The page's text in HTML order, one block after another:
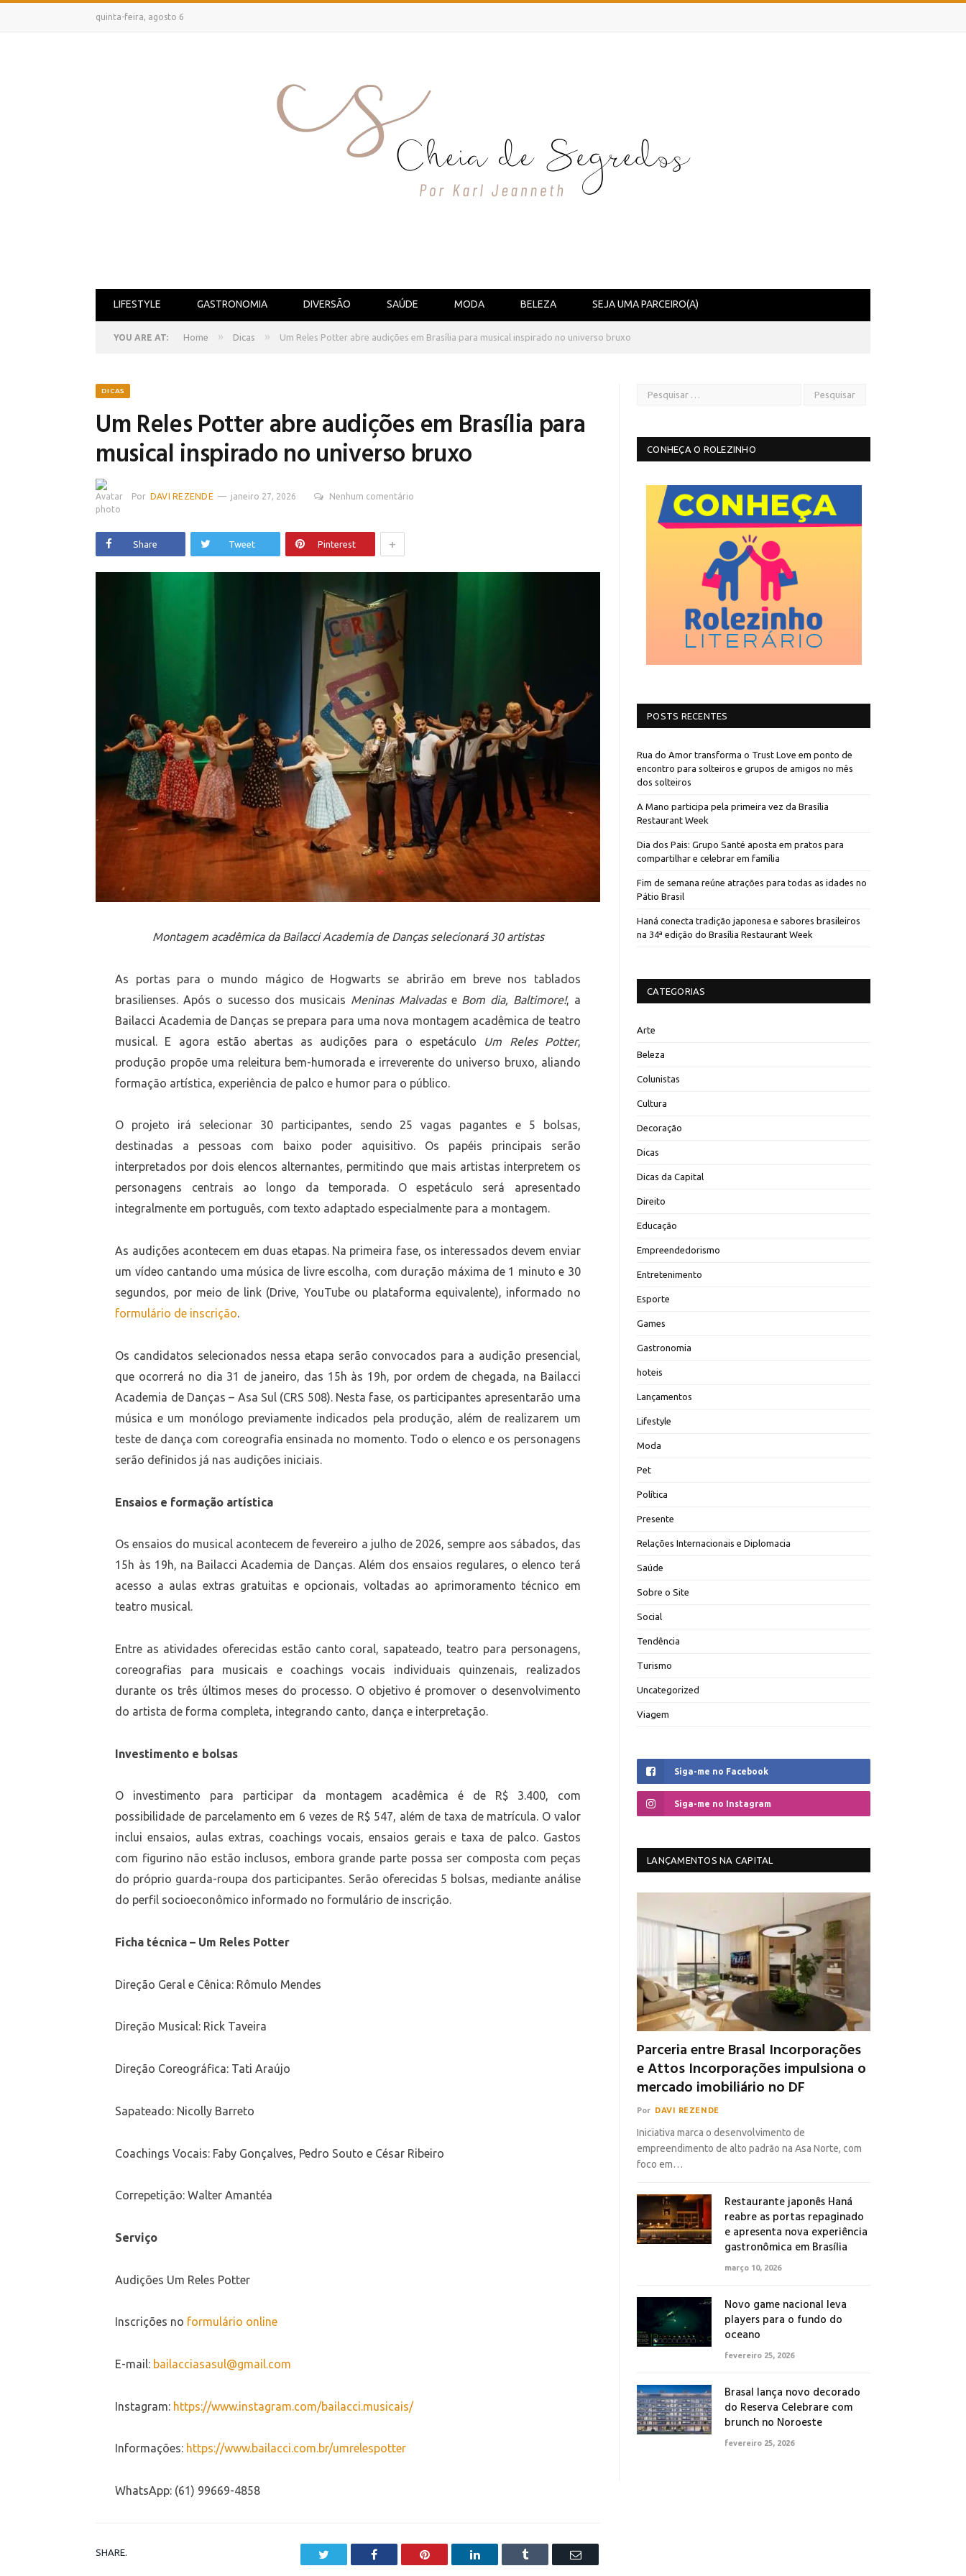
quinta-feira, agosto 6
LIFESTYLE GASTRONOMIA DIVERSÃO SAÚDE MODA BELEZA SEJA UMA PARCEIRO(A)
YOU ARE AT: Home » Dicas » Um Reles Potter abre audições em Brasília para musical inspirado no universo bruxo
DICAS
Um Reles Potter abre audições em Brasília para
musical inspirado no universo bruxo
Por DAVI REZENDE janeiro 27, 2026 Nenhum comentário
Share Tweet Pinterest +
Montagem acadêmica da Bailacci Academia de Danças selecionará 30 artistas
As portas para o mundo mágico de Hogwarts se abrirão em breve nos tablados
brasilienses. Após o sucesso dos musicais Meninas Malvadase Bom dia, Baltimore!, a
Bailacci Academia de Danças se prepara para uma nova montagem acadêmica de teatro
musical. E agora estão abertas as audições para o espetáculo Um Reles Potter,
produção propõe uma releitura bem-humorada e irreverente do universo bruxo, aliando
formação artística, experiência de palco e humor para o público.
O projeto irá selecionar 30 participantes, sendo 25 vagas pagantes e 5 bolsas,
destinadas a pessoas com baixo poder aquisitivo. Os papéis principais serão
interpretados por dois elencos alternantes, permitindo que mais artistas interpretem os
personagens centrais ao longo da temporada. O espetáculo será apresentado
integralmente em português, com texto adaptado especialmente para a montagem.
As audições acontecem em duas etapas. Na primeira fase, os interessados devem enviar
um vídeo cantando uma música de livre escolha, com duração máxima de 1 minuto e 30
segundos, por meio de link (Drive, YouTube ou plataforma equivalente), informado no
formulário de inscrição.
Os candidatos selecionados nessa etapa serão convocados para a audição presencial,
que ocorrerá no dia 31 de janeiro, das 15h às 19h, por ordem de chegada, na Bailacci
Academia de Danças – Asa Sul (CRS 508). Nesta fase, os participantes apresentarão uma
música e um monólogo previamente indicados pela produção, além de realizarem um
teste de dança com coreografia ensinada no momento. Todo o elenco e os personagens
serão definidos já nas audições iniciais.
Ensaios e formação artística
Os ensaios do musical acontecem de fevereiro a julho de 2026, sempre aos sábados, das
15h às 19h, na Bailacci Academia de Danças. Além dos ensaios regulares, o elenco terá
acesso a aulas extras gratuitas e opcionais, voltadas ao aprimoramento técnico em
teatro musical.
Entre as atividades oferecidas estão canto coral, sapateado, teatro para personagens,
coreografias para musicais e coachings vocais individuais quinzenais, realizados
durante os três últimos meses do processo. O objetivo é promover o desenvolvimento
do artista de forma completa, integrando canto, dança e interpretação.
Investimento e bolsas
O investimento para participar da montagem acadêmica é de R$ 3.400, com
possibilidade de parcelamento em 6 vezes de R$ 547, além de taxa de matrícula. O valor
inclui ensaios, aulas extras, coachings vocais, ensaios gerais e taxa de palco. Gastos
com figurino não estão inclusos, embora grande parte possa ser composta com peças
do próprio guarda-roupa dos participantes. Serão oferecidas 5 bolsas, mediante análise
do perfil socioeconômico informado no formulário de inscrição.
Ficha técnica – Um Reles Potter
Direção Geral e Cênica: Rômulo Mendes
Direção Musical: Rick Taveira
Direção Coreográfica: Tati Araújo
Sapateado: Nicolly Barreto
Coachings Vocais: Faby Gonçalves, Pedro Souto e César Ribeiro
Correpetição: Walter Amantéa
Serviço
Audições Um Reles Potter
Inscrições no formulário online
E-mail: bailacciasasul@gmail.com
Instagram: https://www.instagram.com/bailacci.musicais/
Informações: https://www.bailacci.com.br/umrelespotter
WhatsApp: (61) 99669-4858
SHARE. Facebook Pinterest LinkedIn Tumblr Email
CONHEÇA O ROLEZINHO
POSTS RECENTES
Rua do Amor transforma o Trust Love em ponto de
encontro para solteiros e grupos de amigos no mês
dos solteiros
A Mano participa pela primeira vez da Brasília
Restaurant Week
Dia dos Pais: Grupo Santé aposta em pratos para
compartilhar e celebrar em família
Fim de semana reúne atrações para todas as idades no
Pátio Brasil
Haná conecta tradição japonesa e sabores brasileiros
na 34ª edição do Brasília Restaurant Week
CATEGORIAS
Arte
Beleza
Colunistas
Cultura
Decoração
Dicas
Dicas da Capital
Direito
Educação
Empreendedorismo
Entretenimento
Esporte
Games
Gastronomia
hoteis
Lançamentos
Lifestyle
Moda
Pet
Política
Presente
Relações Internacionais e Diplomacia
Saúde
Sobre o Site
Social
Tendência
Turismo
Uncategorized
Viagem
Siga-me no Facebook
Siga-me no Instagram
LANÇAMENTOS NA CAPITAL
Parceria entre Brasal Incorporações
e Attos Incorporações impulsiona o
mercado imobiliário no DF
Por DAVI REZENDE
Iniciativa marca o desenvolvimento de
empreendimento de alto padrão na Asa Norte, com
foco em…
Restaurante japonês Haná
reabre as portas repaginado
e apresenta nova experiência
gastronômica em Brasília
março 10, 2026
Novo game nacional leva
players para o fundo do
oceano
fevereiro 25, 2026
Brasal lança novo decorado
do Reserva Celebrare com
brunch no Noroeste
fevereiro 25, 2026